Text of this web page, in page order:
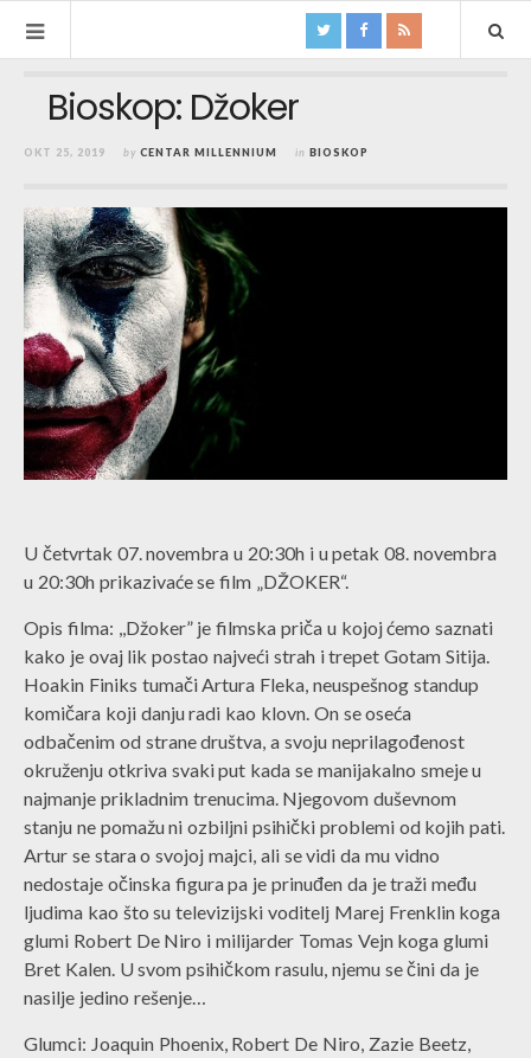
Bioskop: Džoker
OKT 25, 2019 by CENTAR MILLENNIUM in BIOSKOP
U četvrtak 07. novembra u 20:30h i u petak 08. novembra
u 20:30h prikazivaće se film „DŽOKER“.
Opis filma: ,,Džoker” je filmska priča u kojoj ćemo saznati
kako je ovaj lik postao najveći strah i trepet Gotam Sitija.
Hoakin Finiks tumači Artura Fleka, neuspešnog standup
komičara koji danju radi kao klovn. On se oseća
odbačenim od strane društva, a svoju neprilagođenost
okruženju otkriva svaki put kada se manijakalno smeje u
najmanje prikladnim trenucima. Njegovom duševnom
stanju ne pomažu ni ozbiljni psihički problemi od kojih pati.
Artur se stara o svojoj majci, ali se vidi da mu vidno
nedostaje očinska figura pa je prinuđen da je traži među
ljudima kao što su televizijski voditelj Marej Frenklin koga
glumi Robert De Niro i milijarder Tomas Vejn koga glumi
Bret Kalen. U svom psihičkom rasulu, njemu se čini da je
nasilje jedino rešenje…
Glumci: Joaquin Phoenix, Robert De Niro, Zazie Beetz,